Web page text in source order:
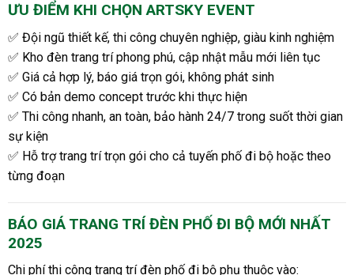
ƯU ĐIỂM KHI CHỌN ARTSKY EVENT
✅ Đội ngũ thiết kế, thi công chuyên nghiệp, giàu kinh nghiệm
✅ Kho đèn trang trí phong phú, cập nhật mẫu mới liên tục
✅ Giá cả hợp lý, báo giá trọn gói, không phát sinh
✅ Có bản demo concept trước khi thực hiện
✅ Thi công nhanh, an toàn, bảo hành 24/7 trong suốt thời gian
sự kiện
✅ Hỗ trợ trang trí trọn gói cho cả tuyến phố đi bộ hoặc theo
từng đoạn
BÁO GIÁ TRANG TRÍ ĐÈN PHỐ ĐI BỘ MỚI NHẤT
2025
Chi phí thi công trang trí đèn phố đi bộ phụ thuộc vào: